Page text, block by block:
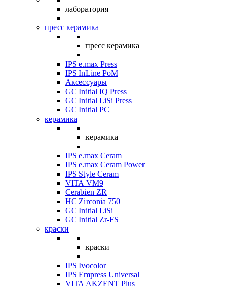
лаборатория
пресс керамика
пресс керамика
IPS e.max Press
IPS InLine PoM
Аксессуары
GC Initial IQ Press
GC Initial LiSi Press
GC Initial PC
керамика
керамика
IPS e.max Ceram
IPS e.max Ceram Power
IPS Style Ceram
VITA VM9
Cerabien ZR
HC Zirconia 750
GC Initial LiSi
GC Initial Zr-FS
краски
краски
IPS Ivocolor
IPS Empress Universal
VITA AKZENT Plus